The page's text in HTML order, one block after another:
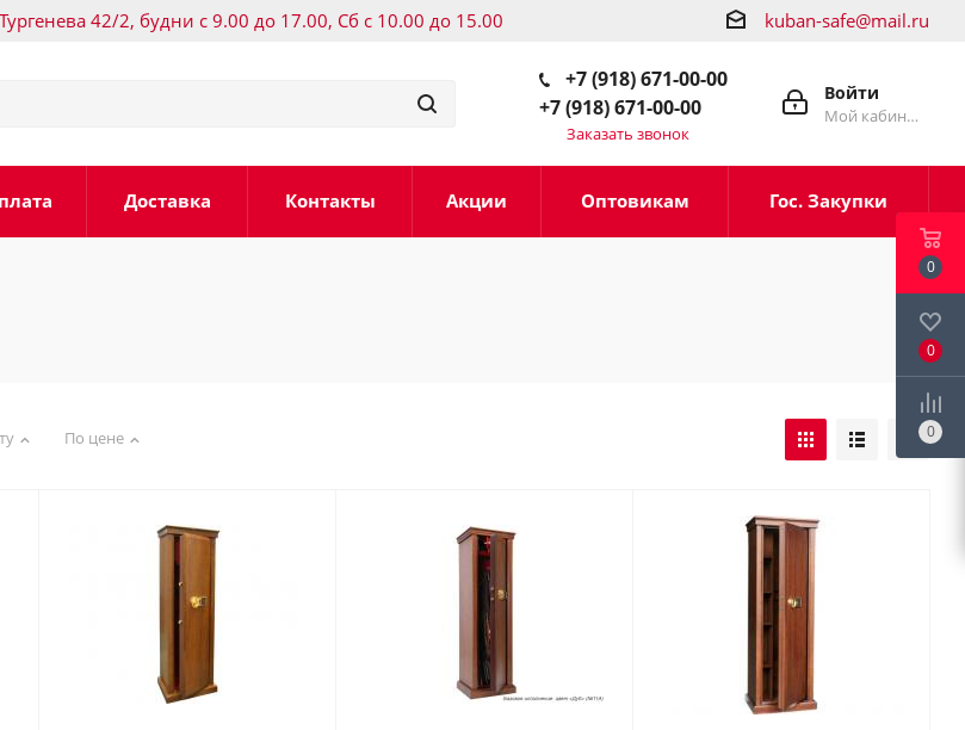
42/2, будни с 9.00 до 17.00, Сб с 10.00 до 15.00 kuban-safe@mail.ru
Войти
Мой кабинет
+7 (918) 671-00-00
+7 (918) 671-00-00
Заказать звонок
Доставка Контакты Акции Оптовикам Гос. Закупки
По цене
0
0
0